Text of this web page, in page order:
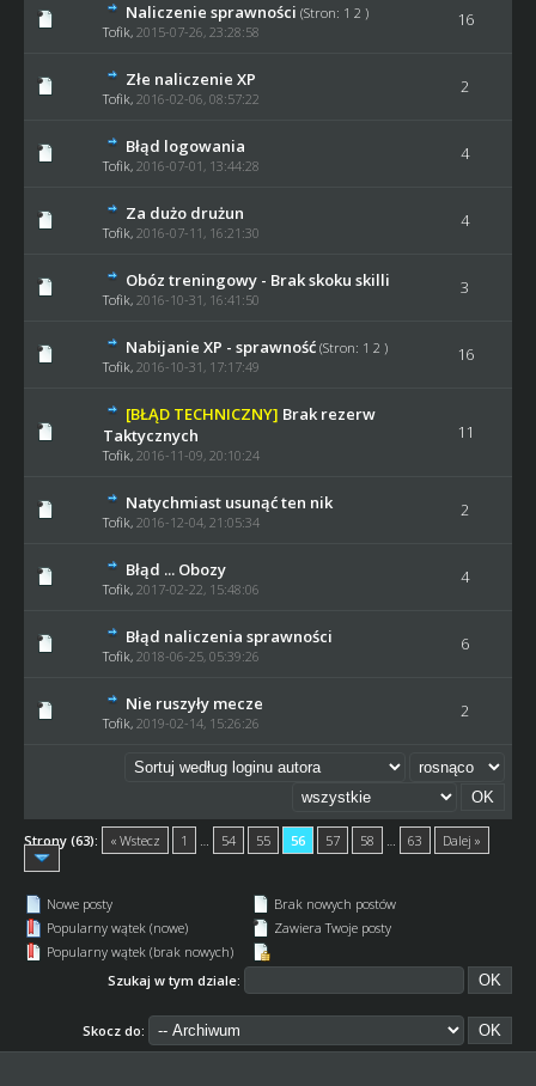
Naliczenie sprawności (Stron: 1 2 )
Tofik, 2015-07-26, 23:28:58
16
Złe naliczenie XP
Tofik, 2016-02-06, 08:57:22
2
Błąd logowania
Tofik, 2016-07-01, 13:44:28
4
Za dużo drużun
Tofik, 2016-07-11, 16:21:30
4
Obóz treningowy - Brak skoku skilli
Tofik, 2016-10-31, 16:41:50
3
Nabijanie XP - sprawność (Stron: 1 2 )
Tofik, 2016-10-31, 17:17:49
16
[BŁĄD TECHNICZNY] Brak rezerw
Taktycznych
Tofik, 2016-11-09, 20:10:24
11
Natychmiast usunąć ten nik
Tofik, 2016-12-04, 21:05:34
2
Błąd ... Obozy
Tofik, 2017-02-22, 15:48:06
4
Błąd naliczenia sprawności
Tofik, 2018-06-25, 05:39:26
6
Nie ruszyły mecze
Tofik, 2019-02-14, 15:26:26
2
Strony (63): « Wstecz 1 … 54 55 56 57 58 … 63 Dalej »
Nowe posty
Popularny wątek (nowe)
Popularny wątek (brak nowych)
Brak nowych postów
Zawiera Twoje posty
Szukaj w tym dziale:
Skocz do: